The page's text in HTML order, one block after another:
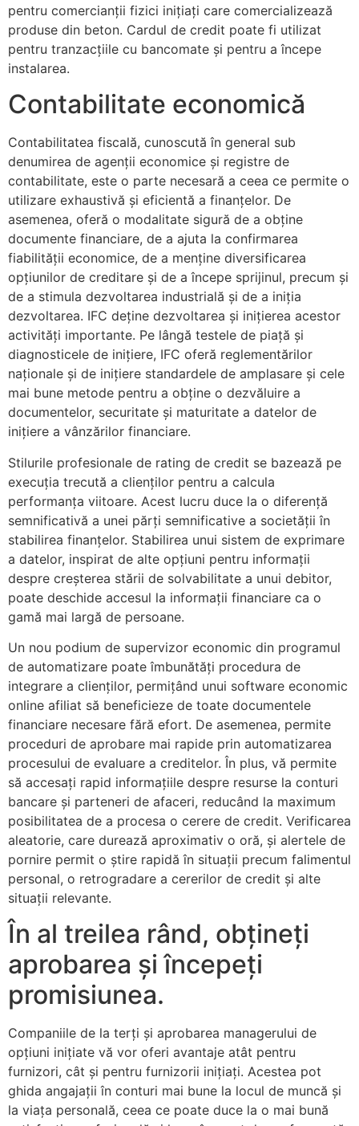
pentru comercianții fizici inițiați care comercializează
produse din beton. Cardul de credit poate fi utilizat
pentru tranzacțiile cu bancomate și pentru a începe
instalarea.
Contabilitate economică
Contabilitatea fiscală, cunoscută în general sub
denumirea de agenții economice și registre de
contabilitate, este o parte necesară a ceea ce permite o
utilizare exhaustivă și eficientă a finanțelor. De
asemenea, oferă o modalitate sigură de a obține
documente financiare, de a ajuta la confirmarea
fiabilității economice, de a menține diversificarea
opțiunilor de creditare și de a începe sprijinul, precum și
de a stimula dezvoltarea industrială și de a iniția
dezvoltarea. IFC deține dezvoltarea și inițierea acestor
activități importante. Pe lângă testele de piață și
diagnosticele de inițiere, IFC oferă reglementărilor
naționale și de inițiere standardele de amplasare și cele
mai bune metode pentru a obține o dezvăluire a
documentelor, securitate și maturitate a datelor de
inițiere a vânzărilor financiare.
Stilurile profesionale de rating de credit se bazează pe
execuția trecută a clienților pentru a calcula
performanța viitoare. Acest lucru duce la o diferență
semnificativă a unei părți semnificative a societății în
stabilirea finanțelor. Stabilirea unui sistem de exprimare
a datelor, inspirat de alte opțiuni pentru informații
despre creșterea stării de solvabilitate a unui debitor,
poate deschide accesul la informații financiare ca o
gamă mai largă de persoane.
Un nou podium de supervizor economic din programul
de automatizare poate îmbunătăți procedura de
integrare a clienților, permițând unui software economic
online afiliat să beneficieze de toate documentele
financiare necesare fără efort. De asemenea, permite
proceduri de aprobare mai rapide prin automatizarea
procesului de evaluare a creditelor. În plus, vă permite
să accesați rapid informațiile despre resurse la conturi
bancare și parteneri de afaceri, reducând la maximum
posibilitatea de a procesa o cerere de credit. Verificarea
aleatorie, care durează aproximativ o oră, și alertele de
pornire permit o știre rapidă în situații precum falimentul
personal, o retrogradare a cererilor de credit și alte
situații relevante.
În al treilea rând, obțineți
aprobarea și începeți
promisiunea.
Companiile de la terți și aprobarea managerului de
opțiuni inițiate vă vor oferi avantaje atât pentru
furnizori, cât și pentru furnizorii inițiați. Acestea pot
ghida angajații în conturi mai bune la locul de muncă și
la viața personală, ceea ce poate duce la o mai bună